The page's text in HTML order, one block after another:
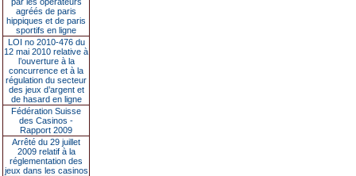
agréés de paris
hippiques et de paris
sportifs en ligne
LOI no 2010-476 du
12 mai 2010 relative à
l’ouverture à la
concurrence et à la
régulation du secteur
des jeux d’argent et
de hasard en ligne
Fédération Suisse
des Casinos -
Rapport 2009
Arrêté du 29 juillet
2009 relatif à la
réglementation des
jeux dans les casinos